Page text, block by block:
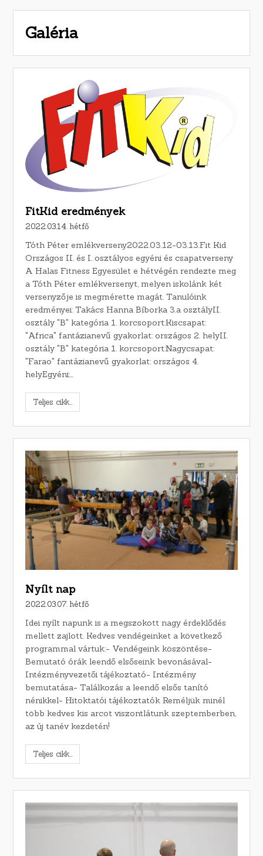
Galéria
FitKid eredmények
2022.03.14. hétfő
Tóth Péter emlékverseny2022.03.12-03.13.Fit Kid
Országos II. és I. osztályos egyéni és csapatverseny
A Halas Fitness Egyesület e hétvégén rendezte meg
a Tóth Péter emlékversenyt, melyen iskolánk két
versenyzője is megmérette magát. Tanulóink
eredményei: Takács Hanna Bíborka 3.a osztályII.
osztály "B" kategória 1. korcsoport:Kiscsapat:
"Africa" fantázianevű gyakorlat: országos 2. helyII.
osztály "B" kategória 1. korcsoport:Nagycsapat:
"Farao" fantázianevű gyakorlat: országos 4.
helyEgyéni:…
Teljes cikk...
Nyílt nap
2022.03.07. hétfő
Idei nyílt napunk is a megszokott nagy érdeklődés
mellett zajlott. Kedves vendégeinket a következő
programmal vártuk:- Vendégeink köszöntése-
Bemutató órák leendő elsőseink bevonásával-
Intézményvezetői tájékoztató- Intézmény
bemutatása- Találkozás a leendő elsős tanító
nénikkel- Hitoktatói tájékoztatók Reméljük minél
több kedves kis arcot viszontlátunk szeptemberben,
az új tanév kezdetén!
Teljes cikk...